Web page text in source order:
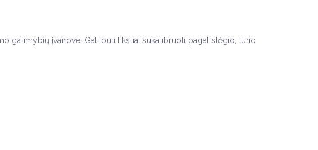
galimybių įvairove. Gali būti tiksliai sukalibruoti pagal slėgio, tūrio